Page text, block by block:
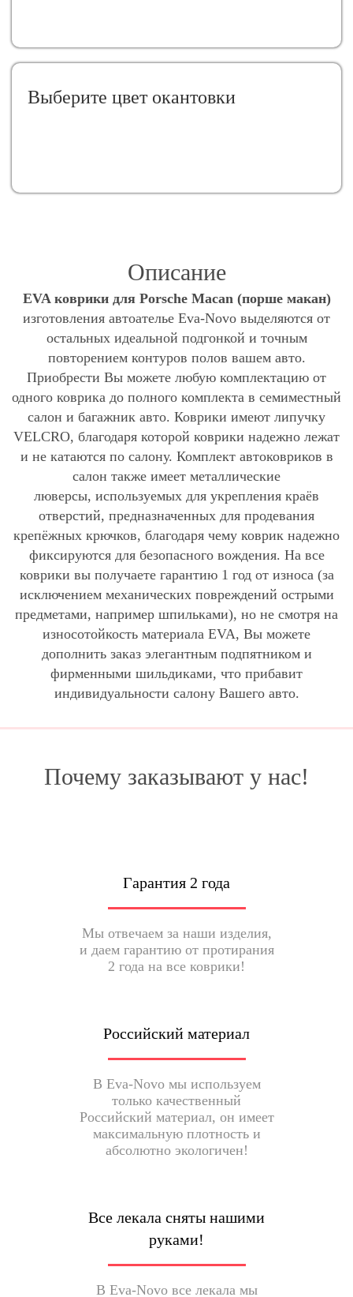
Выберите цвет окантовки
Описание
EVA коврики для Porsche Maсan (порше макан)
изготовления автоателье Eva-Novo выделяются от
остальных идеальной подгонкой и точным
повторением контуров полов вашем авто.
Приобрести Вы можете любую комплектацию от
одного коврика до полного комплекта в семиместный
салон и багажник авто. Коврики имеют липучку
VELCRO, благодаря которой коврики надежно лежат
и не катаются по салону. Комплект автоковриков в
салон также имеет металлические
люверсы, используемых для укрепления краёв
отверстий, предназначенных для продевания
крепёжных крючков, благодаря чему коврик надежно
фиксируются для безопасного вождения. На все
коврики вы получаете гарантию 1 год от износа (за
исключением механических повреждений острыми
предметами, например шпильками), но не смотря на
износотойкость материала EVA, Вы можете
дополнить заказ элегантным подпятником и
фирменными шильдиками, что прибавит
индивидуальности салону Вашего авто.
Почему заказывают у нас!
Гарантия 2 года
Мы отвечаем за наши изделия,
и даем гарантию от протирания
2 года на все коврики!
Российский материал
В Eva-Novo мы используем
только качественный
Российский материал, он имеет
максимальную плотность и
абсолютно экологичен!
Все лекала сняты нашими
руками!
В Eva-Novo все лекала мы